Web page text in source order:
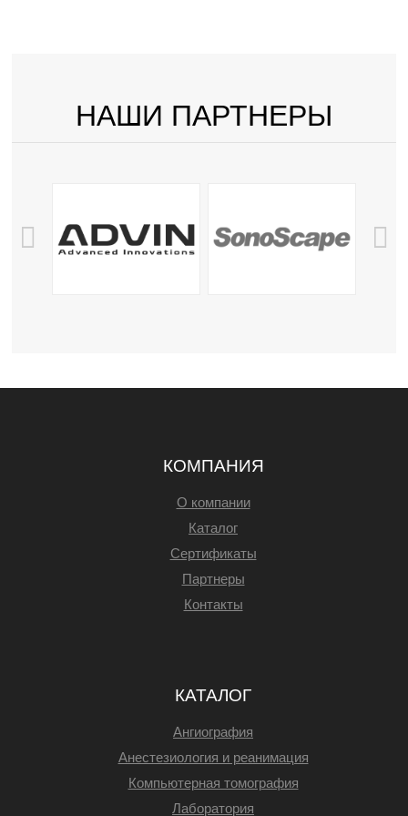
НАШИ ПАРТНЕРЫ
КОМПАНИЯ
О компании
Каталог
Сертификаты
Партнеры
Контакты
КАТАЛОГ
Ангиография
Анестезиология и реанимация
Компьютерная томография
Лаборатория